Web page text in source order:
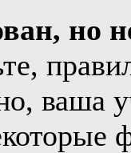
но
ваша